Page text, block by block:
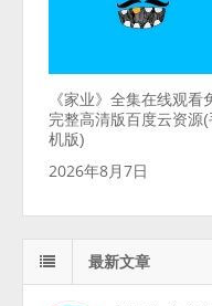
《家业》全集在线观看
完整高清版百度云资源(
机版)
2026年8月7日
最新文章